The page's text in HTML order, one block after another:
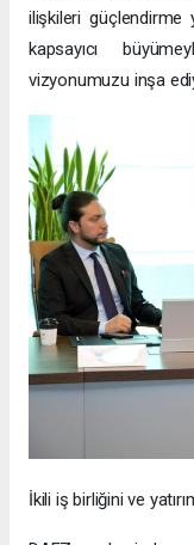
ilişkileri güçlendirme
kapsayıcı
vizyonumuzu inşa
İkili iş birliğini ve